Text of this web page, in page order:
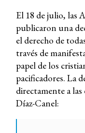
El 18 de julio, las
publicaron una
el derecho de
través de
papel de los
pacificadores. La
directamente a
Díaz-Canel: